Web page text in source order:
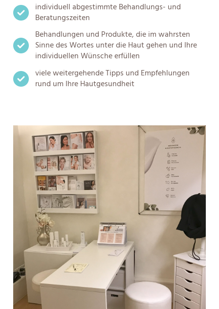
individuell abgestimmte Behandlungs- und
Beratungszeiten
Behandlungen und Produkte, die im wahrsten
Sinne des Wortes unter die Haut gehen und Ihre
individuellen Wünsche erfüllen
viele weitergehende Tipps und Empfehlungen
rund um Ihre Hautgesundheit